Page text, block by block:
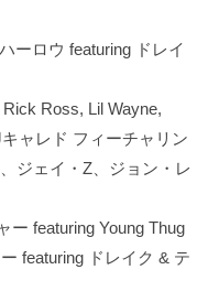
ーロウ featuring ドレイ
Rick Ross, Lil Wayne,
ャレド フィーチャリン
ジェイ・Z、ジョン・レ
ー featuring Young Thug
featuring ドレイク & テ